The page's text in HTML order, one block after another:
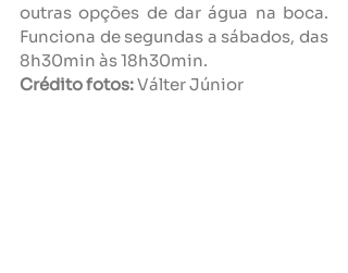
outras opções de dar água na boca.
Funciona de segundas a sábados, das
8h30min às 18h30min.
Crédito fotos: Válter Júnior